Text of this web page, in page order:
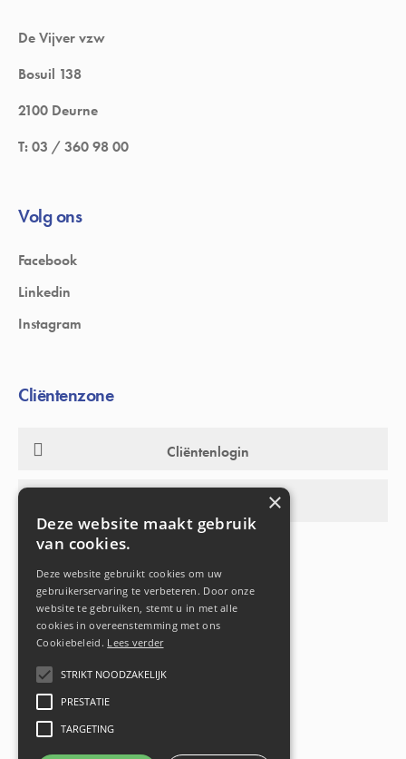
De Vijver vzw
Bosuil 138
2100 Deurne
T:03 / 360 98 00
Volg ons
Facebook
Linkedin
Instagram
Cliëntenzone
Cliëntenlogin
×
Deze website maakt gebruik
van cookies.
Deze website gebruikt cookies om uw
gebruikerservaring te verbeteren. Door onze
website te gebruiken, stemt u in met alle
cookies in overeenstemming met ons
Cookiebeleid. Lees verder
STRIKT NOODZAKELIJK
PRESTATIE
TARGETING